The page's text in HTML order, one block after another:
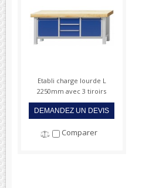
Etabli charge lourde L
2250mm avec 3 tiroirs
DEMANDEZ UN DEVIS
Comparer